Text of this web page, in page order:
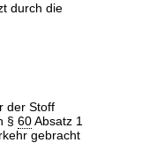
durch die
der Stoff
§ 60Absatz 1
gebracht